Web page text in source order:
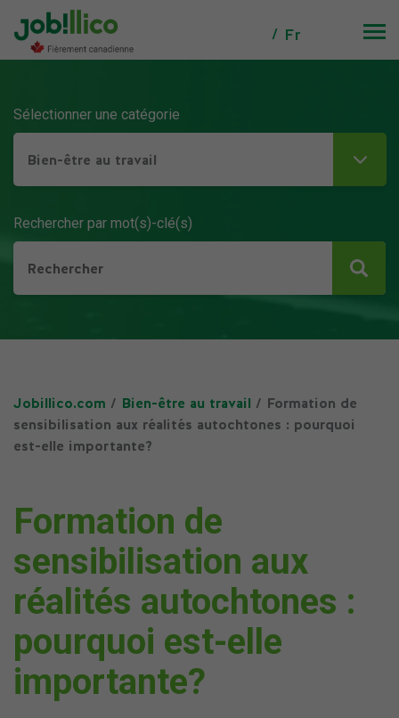
Fr
Sélectionner une catégorie
Bien-être au travail
Rechercher par mot(s)-clé(s)
Jobillico.com / Bien-être au travail / Formation de
sensibilisation aux réalités autochtones : pourquoi
est-elle importante?
Formation de
sensibilisation aux
réalités autochtones :
pourquoi est-elle
importante?